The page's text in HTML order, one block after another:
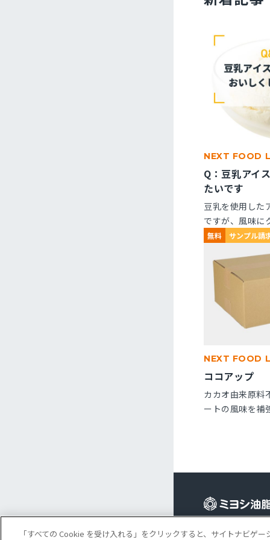
NEXT FOOD
Q：豆乳アイ
たいです
豆乳を使用した
ですが、風味に
くなりません
無料 サンプル請
NEXT FOOD
ココアップ
カカオ由来原料
ートの風味を補
「すべての Cookie を受け入れる」をクリックすると、サイトナビゲ